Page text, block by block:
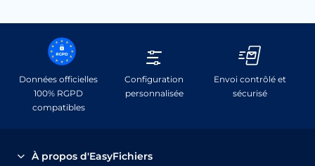
Données officielles
100% RGPD
compatibles
Configuration
personnalisée
Envoi contrôlé et
sécurisé
À propos d'EasyFichiers